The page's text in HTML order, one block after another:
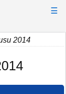
☰
2014